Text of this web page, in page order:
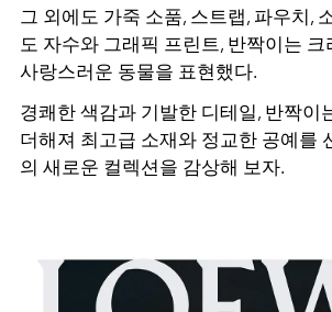
그 외에도 가죽 소품, 스트랩, 파우치,
도 자수와 그래픽 프린트, 반짝이는
사랑스러운 동물을 표현했다.
경쾌한 색감과 기발한 디테일, 반짝이
더해져 최고급 소재와 정교한 공예를
의 새로운 컬렉션을 감상해 보자.